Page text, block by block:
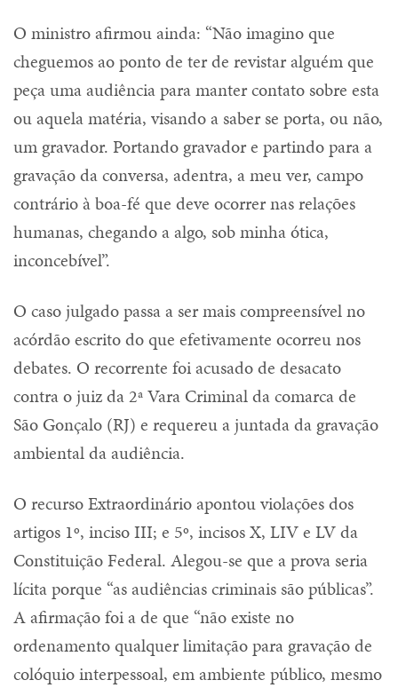
O ministro afirmou ainda: “Não imagino que
cheguemos ao ponto de ter de revistar alguém que
peça uma audiência para manter contato sobre esta
ou aquela matéria, visando a saber se porta, ou não,
um gravador. Portando gravador e partindo para a
gravação da conversa, adentra, a meu ver, campo
contrário à boa-fé que deve ocorrer nas relações
humanas, chegando a algo, sob minha ótica,
inconcebível”.
O caso julgado passa a ser mais compreensível no
acórdão escrito do que efetivamente ocorreu nos
debates. O recorrente foi acusado de desacato
contra o juiz da 2ª Vara Criminal da comarca de
São Gonçalo (RJ) e requereu a juntada da gravação
ambiental da audiência.
O recurso Extraordinário apontou violações dos
artigos 1º, inciso III; e 5º, incisos X, LIV e LV da
Constituição Federal. Alegou-se que a prova seria
lícita porque “as audiências criminais são públicas”.
A afirmação foi a de que “não existe no
ordenamento qualquer limitação para gravação de
colóquio interpessoal, em ambiente público, mesmo